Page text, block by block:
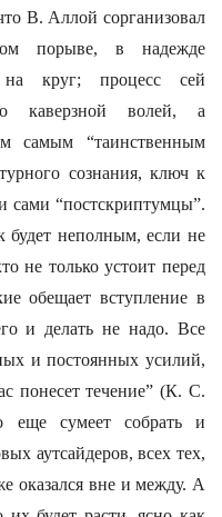
В. Аллой сорганизовал
порыве, в надежде
на круг; процесс сей
каверзной волей, а
самым “таинственным
сознания, ключ к
сами “постскриптумцы”.
будет неполным, если не
не только устоит перед
обещает вступление в
и делать не надо. Все
и постоянных усилий,
понесет течение” (К. С.
еще сумеет собрать и
аутсайдеров, всех тех,
оказался вне и между. А